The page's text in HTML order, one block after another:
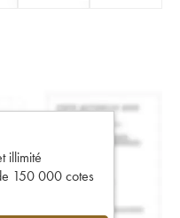
illimité
150 000 cotes